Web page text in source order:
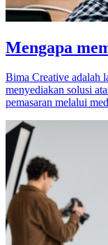
Mengapa
Bima Creative adalah
menyediakan solusi
pemasaran melalui